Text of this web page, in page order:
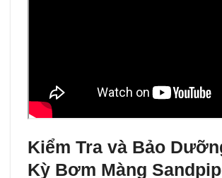
Kiểm Tra và Bảo
Kỳ Bơm Màng